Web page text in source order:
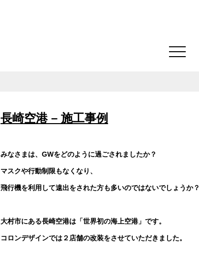
長崎空港 – 施工事例
みなさまは、GWをどのように過ごされましたか？
マスクや行動制限もなくなり、
飛行機を利用して遠出をされた方も多いのではないでしょうか？
大村市にある長崎空港は「世界初の海上空港」です。
コロンデザインでは２店舗の改装をさせていただきました。